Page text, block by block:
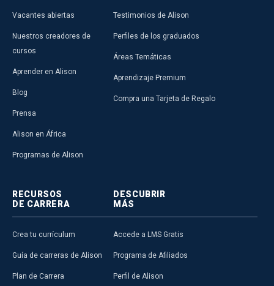
Vacantes abiertas
Nuestros creadores de
cursos
Aprender en Alison
Blog
Prensa
Alison en África
Programas de Alison
Testimonios de Alison
Perfiles de los graduados
Áreas Temáticas
Aprendizaje Premium
Compra una Tarjeta de Regalo
RECURSOS
DE CARRERA
Crea tu currículum
Guía de carreras de Alison
Plan de Carrera
DESCUBRIR
MÁS
Accede a LMS Gratis
Programa de Afiliados
Perfil de Alison